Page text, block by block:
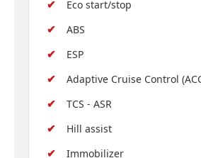
Adaptive Cruise Control (ACC)
Hill assist
Immobilizer